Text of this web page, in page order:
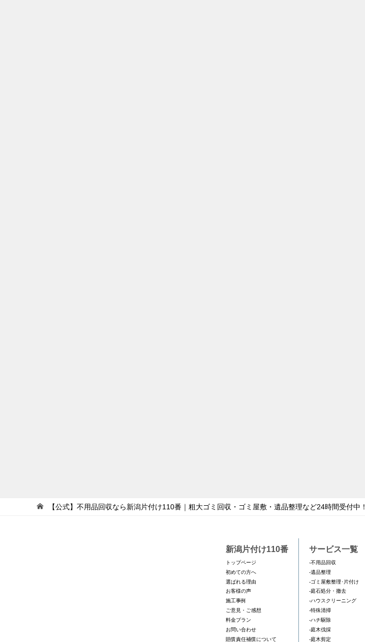
【公式】不用品回収なら新潟片付け110番｜粗大ゴミ回収・ゴミ屋敷・遺品整理など24時間受付中！
新潟片付け110番
トップページ
初めての方へ
選ばれる理由
お客様の声
施工事例
ご意見・ご感想
料金プラン
お問い合わせ
賠償責任補償について
サービス一覧
-不用品回収
-遺品整理
-ゴミ屋敷整理･片付け
-庭石処分・撤去
-ハウスクリーニング
-特殊清掃
-ハチ駆除
-庭木伐採
-庭木剪定